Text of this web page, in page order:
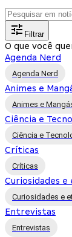
Filtrar
O que você
Agenda Nerd
Agenda Nerd
Animes e
Animes e
Ciência e
Ciência e
Críticas
Críticas
Curiosidades e
Curiosidades e
Entrevistas
Entrevistas